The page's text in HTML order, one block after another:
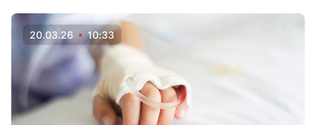
20.03.26 10:33